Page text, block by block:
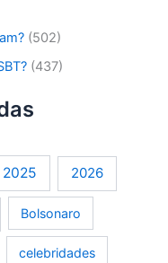
(502)
(437)
2025 2026
Bolsonaro
celebridades